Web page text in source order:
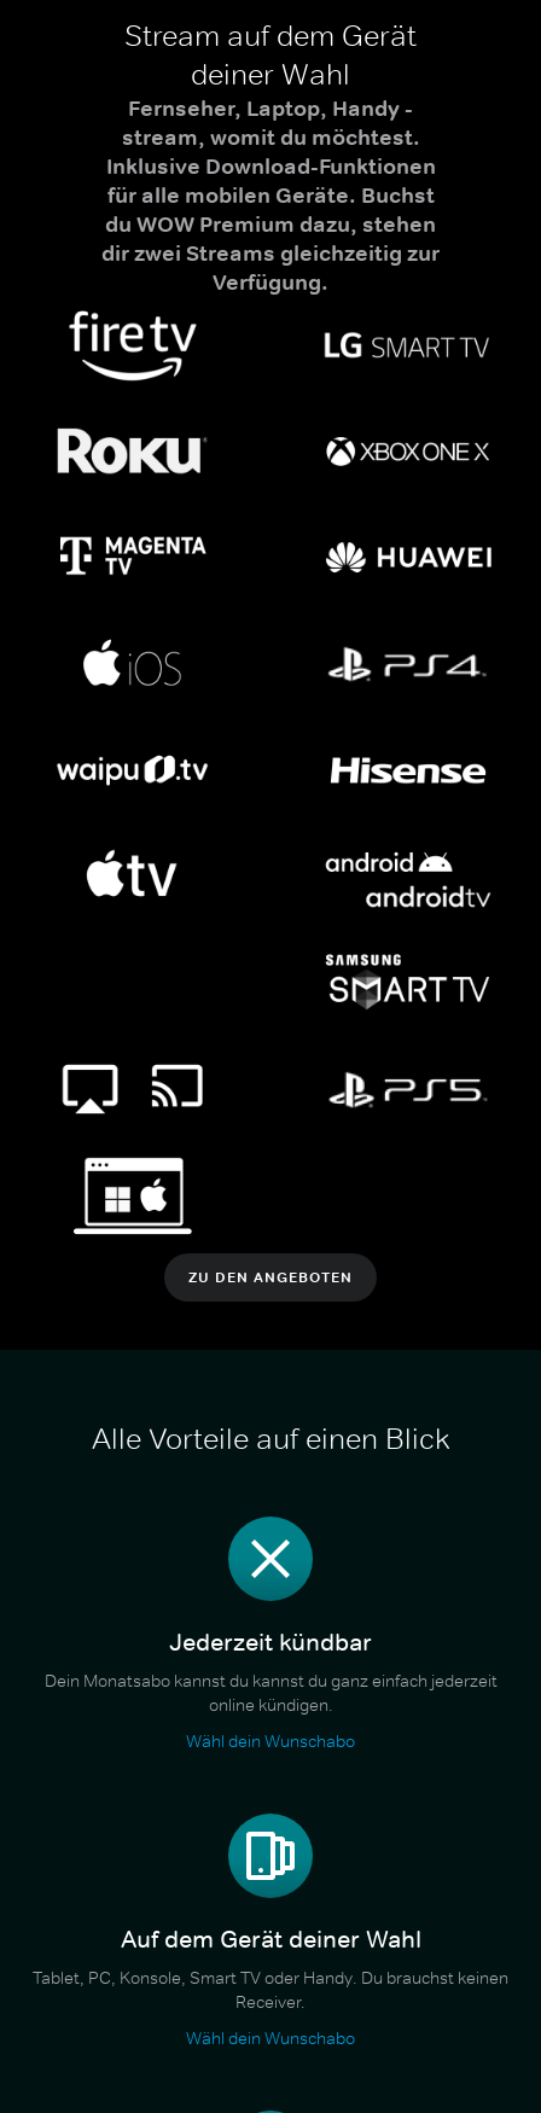
Stream auf dem Gerät
deiner Wahl
Fernseher, Laptop, Handy -
stream, womit du möchtest.
Inklusive Download-Funktionen
für alle mobilen Geräte. Buchst
du WOW Premium dazu, stehen
dir zwei Streams gleichzeitig zur
Verfügung.
ZU DEN ANGEBOTEN
Alle Vorteile auf einen Blick
Jederzeit kündbar
Dein Monatsabo kannst du kannst du ganz einfach jederzeit
online kündigen.
Wähl dein Wunschabo
Auf dem Gerät deiner Wahl
Tablet, PC, Konsole, Smart TV oder Handy. Du brauchst keinen
Receiver.
Wähl dein Wunschabo